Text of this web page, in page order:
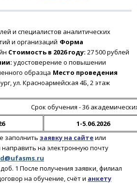
и специалистов аналитических
и организаций Форма
Стоимость в 2026 году: 27 500 рублей
удостоверение о повышении
образца Место проведения
ул. Красноармейская 4Б, 2 этаж
Срок обучения - 36
1-5.06.2026
заполнить заявку на сайтеили
на электронную почту
1 После получения заявки, филиал
на обучение, счёт и анкету